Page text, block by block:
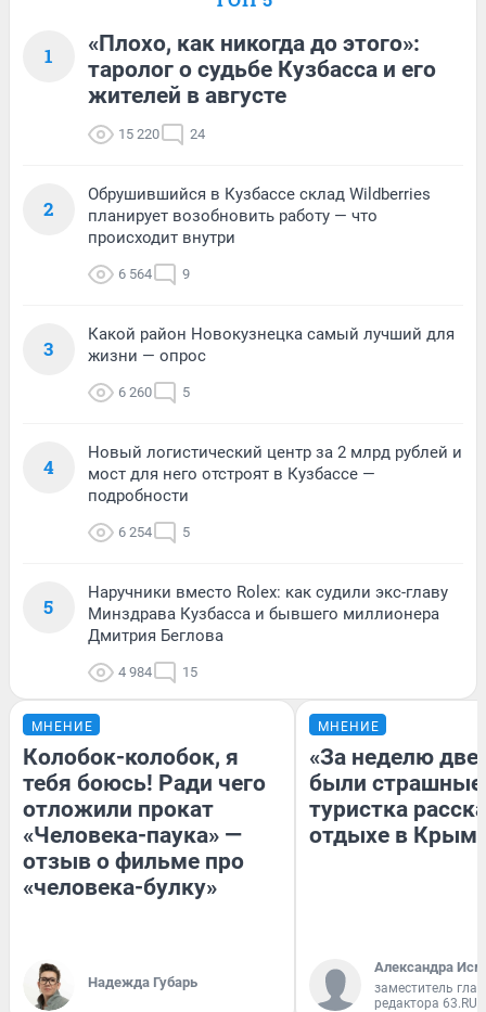
1
«Плохо, как никогда до этого»:
таролог о судьбе Кузбасса и его
жителей в августе
15 220 24
2
Обрушившийся в Кузбассе склад Wildberries
планирует возобновить работу — что
происходит внутри
6 564 9
3
Какой район Новокузнецка самый лучший для
жизни — опрос
6 260 5
4
Новый логистический центр за 2 млрд рублей и
мост для него отстроят в Кузбассе —
подробности
6 254 5
5
Наручники вместо Rolex: как судили экс-главу
Минздрава Кузбасса и бывшего миллионера
Дмитрия Беглова
4 984 15
МНЕНИЕ
Колобок-колобок, я
тебя боюсь! Ради чего
отложили прокат
«Человека-паука» —
отзыв о фильме про
«человека-булку»
Надежда Губарь
МНЕНИЕ
«За неделю две
были
туристка
отдыхе в
Александра
заместитель
редактора 63.RU